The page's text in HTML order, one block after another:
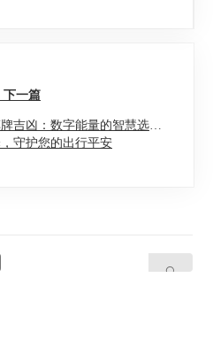
下一篇
吉凶：数字能量的智慧选
守护您的出行平安